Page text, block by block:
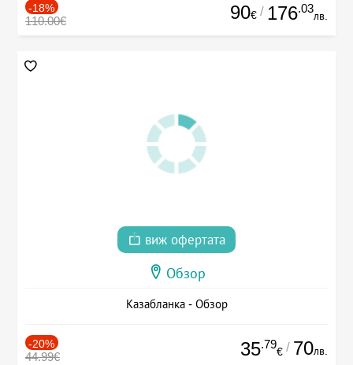
-18%
110.00€ 90€ / 176.03
лв.
виж офертата
Обзор
Казабланка - Обзор
-20%
44.99€ 35.79
€ / 70лв.